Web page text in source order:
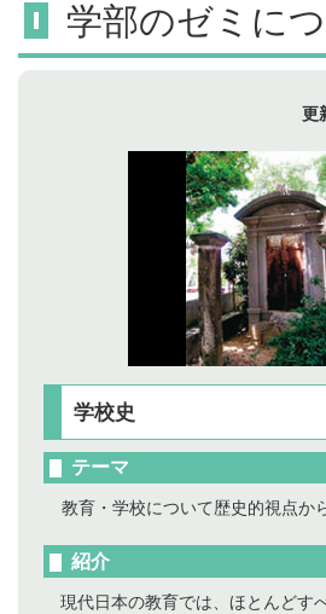
学部のゼミに
更
学校史
テーマ
教育・学校について歴史的視点か
紹介
現代日本の教育では、ほとんどす